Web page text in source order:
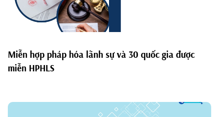
Miễn hợp pháp hóa lãnh sự và 30 quốc gia được
miễn HPHLS